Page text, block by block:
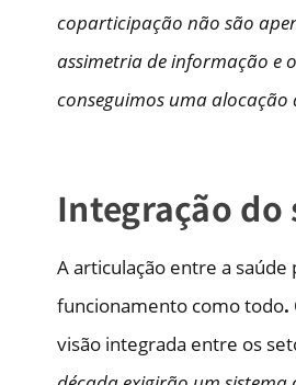
coparticipação não são
assimetria de informação e
conseguimos uma alocação
Integração do
A articulação entre a
funcionamento como todo.
visão integrada entre os